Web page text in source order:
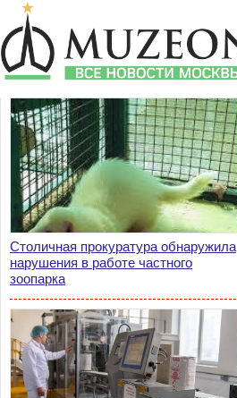
Столичная прокуратура обнаружила
нарушения в работе частного
зоопарка